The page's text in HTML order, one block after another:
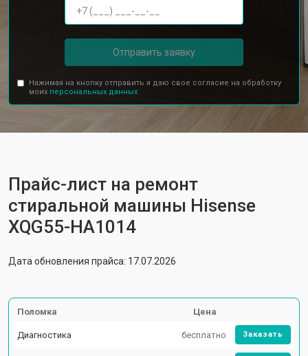
Отправить заявку
Нажимая на кнопку отправить я даю свое согласие на обработку
моих персональных данных.
Прайс-лист на ремонт
стиральной машины Hisense
XQG55-HA1014
Дата обновления прайса: 17.07.2026
Поломка Цена
Диагностика бесплатно Заказать